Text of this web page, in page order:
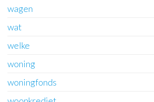
wagen
wat
welke
woning
woningfonds